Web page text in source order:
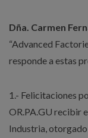
Dña. Carmen
“Advanced
responde a estas
1.- Felicitaciones
OR.PA.GU recibir
Industria,